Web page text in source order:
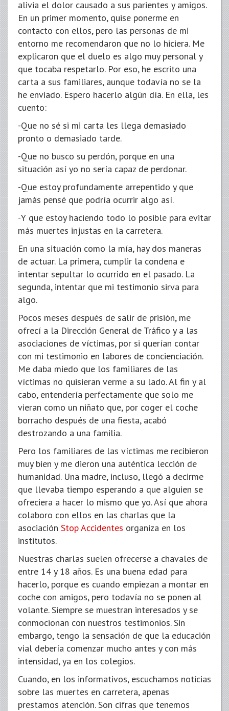
alivia el dolor causado a sus parientes y amigos.
En un primer momento, quise ponerme en
contacto con ellos, pero las personas de mi
entorno me recomendaron que no lo hiciera. Me
explicaron que el duelo es algo muy personal y
que tocaba respetarlo. Por eso, he escrito una
carta a sus familiares, aunque todavía no se la
he enviado. Espero hacerlo algún día. En ella, les
cuento:
-Que no sé si mi carta les llega demasiado
pronto o demasiado tarde.
-Que no busco su perdón, porque en una
situación así yo no sería capaz de perdonar.
-Que estoy profundamente arrepentido y que
jamás pensé que podría ocurrir algo así.
-Y que estoy haciendo todo lo posible para evitar
más muertes injustas en la carretera.
En una situación como la mía, hay dos maneras
de actuar. La primera, cumplir la condena e
intentar sepultar lo ocurrido en el pasado. La
segunda, intentar que mi testimonio sirva para
algo.
Pocos meses después de salir de prisión, me
ofrecí a la Dirección General de Tráfico y a las
asociaciones de víctimas, por si querían contar
con mi testimonio en labores de concienciación.
Me daba miedo que los familiares de las
víctimas no quisieran verme a su lado. Al fin y al
cabo, entendería perfectamente que solo me
vieran como un niñato que, por coger el coche
borracho después de una fiesta, acabó
destrozando a una familia.
Pero los familiares de las víctimas me recibieron
muy bien y me dieron una auténtica lección de
humanidad. Una madre, incluso, llegó a decirme
que llevaba tiempo esperando a que alguien se
ofreciera a hacer lo mismo que yo. Así que ahora
colaboro con ellos en las charlas que la
asociación Stop Accidentes organiza en los
institutos.
Nuestras charlas suelen ofrecerse a chavales de
entre 14 y 18 años. Es una buena edad para
hacerlo, porque es cuando empiezan a montar en
coche con amigos, pero todavía no se ponen al
volante. Siempre se muestran interesados y se
conmocionan con nuestros testimonios. Sin
embargo, tengo la sensación de que la educación
vial debería comenzar mucho antes y con más
intensidad, ya en los colegios.
Cuando, en los informativos, escuchamos noticias
sobre las muertes en carretera, apenas
prestamos atención. Son cifras que tenemos